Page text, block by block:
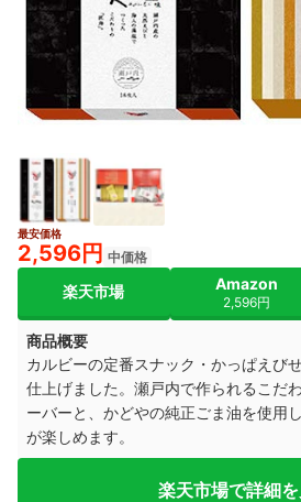
最安価格
2,596円 中価格
楽天市場 Amazon
2,596円
商品概要
カルビーの定番スナック・かっぱえび
仕上げました。瀬戸内で作られるこだ
ーバーと、かどやの純正ごま油を使用
が楽しめます。
楽天市場で詳細